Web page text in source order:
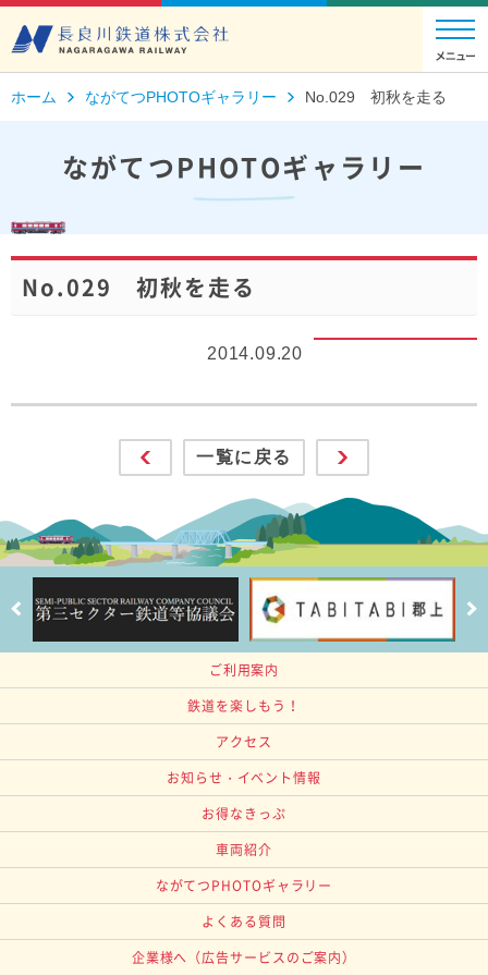
ホーム ながてつPHOTOギャラリー No.029 初秋を走る
ながてつPHOTOギャラリー
No.029 初秋を走る
2014.09.20
一覧に戻る
ご利用案内
鉄道を楽しもう！
アクセス
お知らせ・イベント情報
お得なきっぷ
車両紹介
ながてつPHOTOギャラリー
よくある質問
企業様へ （広告サービスのご案内）